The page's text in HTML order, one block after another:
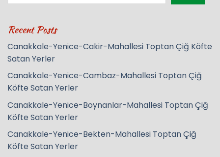
Recent Posts
Canakkale-Yenice-Cakir-Mahallesi Toptan Çiğ Köfte
Satan Yerler
Canakkale-Yenice-Cambaz-Mahallesi Toptan Çiğ
Köfte Satan Yerler
Canakkale-Yenice-Boynanlar-Mahallesi Toptan Çiğ
Köfte Satan Yerler
Canakkale-Yenice-Bekten-Mahallesi Toptan Çiğ
Köfte Satan Yerler